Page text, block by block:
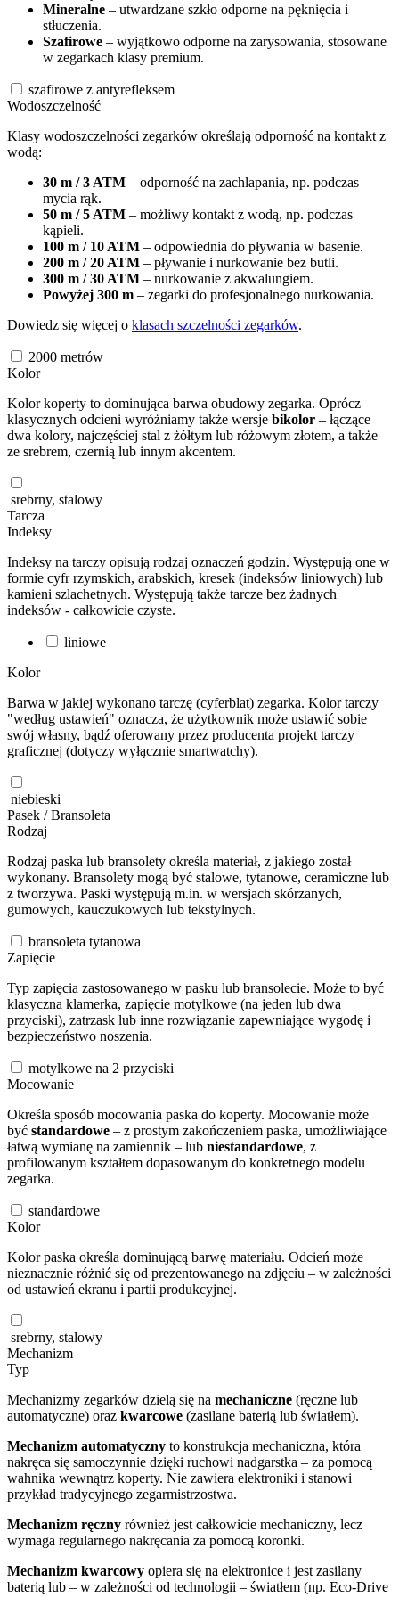
Mineralne – utwardzane szkło odporne na pęknięcia i
stłuczenia.
Szafirowe – wyjątkowo odporne na zarysowania, stosowane
w zegarkach klasy premium.
szafirowe z antyrefleksem
Wodoszczelność
Klasy wodoszczelności zegarków określają odporność na kontakt z
wodą:
30 m / 3 ATM – odporność na zachlapania, np. podczas
mycia rąk.
50 m / 5 ATM – możliwy kontakt z wodą, np. podczas
kąpieli.
100 m / 10 ATM – odpowiednia do pływania w basenie.
200 m / 20 ATM – pływanie i nurkowanie bez butli.
300 m / 30 ATM – nurkowanie z akwalungiem.
Powyżej 300 m – zegarki do profesjonalnego nurkowania.
Dowiedz się więcej o klasach szczelności zegarków.
2000 metrów
Kolor
Kolor koperty to dominująca barwa obudowy zegarka. Oprócz
klasycznych odcieni wyróżniamy także wersje bikolor – łączące
dwa kolory, najczęściej stal z żółtym lub różowym złotem, a także
ze srebrem, czernią lub innym akcentem.
srebrny, stalowy
Tarcza
Indeksy
Indeksy na tarczy opisują rodzaj oznaczeń godzin. Występują one w
formie cyfr rzymskich, arabskich, kresek (indeksów liniowych) lub
kamieni szlachetnych. Występują także tarcze bez żadnych
indeksów - całkowicie czyste.
liniowe
Kolor
Barwa w jakiej wykonano tarczę (cyferblat) zegarka. Kolor tarczy
"według ustawień" oznacza, że użytkownik może ustawić sobie
swój własny, bądź oferowany przez producenta projekt tarczy
graficznej (dotyczy wyłącznie smartwatchy).
niebieski
Pasek / Bransoleta
Rodzaj
Rodzaj paska lub bransolety określa materiał, z jakiego został
wykonany. Bransolety mogą być stalowe, tytanowe, ceramiczne lub
z tworzywa. Paski występują m.in. w wersjach skórzanych,
gumowych, kauczukowych lub tekstylnych.
bransoleta tytanowa
Zapięcie
Typ zapięcia zastosowanego w pasku lub bransolecie. Może to być
klasyczna klamerka, zapięcie motylkowe (na jeden lub dwa
przyciski), zatrzask lub inne rozwiązanie zapewniające wygodę i
bezpieczeństwo noszenia.
motylkowe na 2 przyciski
Mocowanie
Określa sposób mocowania paska do koperty. Mocowanie może
być standardowe – z prostym zakończeniem paska, umożliwiające
łatwą wymianę na zamiennik – lub niestandardowe, z
profilowanym kształtem dopasowanym do konkretnego modelu
zegarka.
standardowe
Kolor
Kolor paska określa dominującą barwę materiału. Odcień może
nieznacznie różnić się od prezentowanego na zdjęciu – w zależności
od ustawień ekranu i partii produkcyjnej.
srebrny, stalowy
Mechanizm
Typ
Mechanizmy zegarków dzielą się na mechaniczne (ręczne lub
automatyczne) oraz kwarcowe (zasilane baterią lub światłem).
Mechanizm automatyczny to konstrukcja mechaniczna, która
nakręca się samoczynnie dzięki ruchowi nadgarstka – za pomocą
wahnika wewnątrz koperty. Nie zawiera elektroniki i stanowi
przykład tradycyjnego zegarmistrzostwa.
Mechanizm ręczny również jest całkowicie mechaniczny, lecz
wymaga regularnego nakręcania za pomocą koronki.
Mechanizm kwarcowy opiera się na elektronice i jest zasilany
baterią lub – w zależności od technologii – światłem (np. Eco-Drive